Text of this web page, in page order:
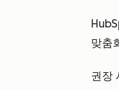
맞춤
권장